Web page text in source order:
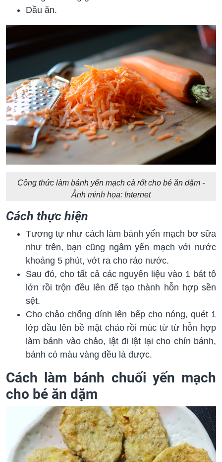
Dầu ăn.
Công thức làm bánh yến mạch cà rốt cho bé ăn dặm -
Ảnh minh họa: Internet
Cách thực hiện
Tương tự như cách làm bánh yến mạch bơ sữa
như trên, bạn cũng ngâm yến mạch với nước
khoảng 5 phút, vớt ra cho ráo nước.
Sau đó, cho tất cả các nguyên liệu vào 1 bát tô
lớn rồi trộn đều lên để tạo thành hỗn hợp sền
sệt.
Cho chảo chống dính lên bếp cho nóng, quét 1
lớp dầu lên bề mặt chảo rồi múc từ từ hỗn hợp
làm bánh vào chảo, lật đi lật lại cho chín bánh,
bánh có màu vàng đều là được.
Cách làm bánh chuối yến mạch
cho bé ăn dặm